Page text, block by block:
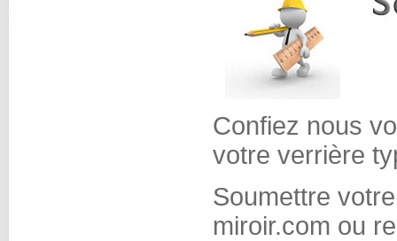
Confiez nous
votre verrière
Soumettre
miroir.com ou